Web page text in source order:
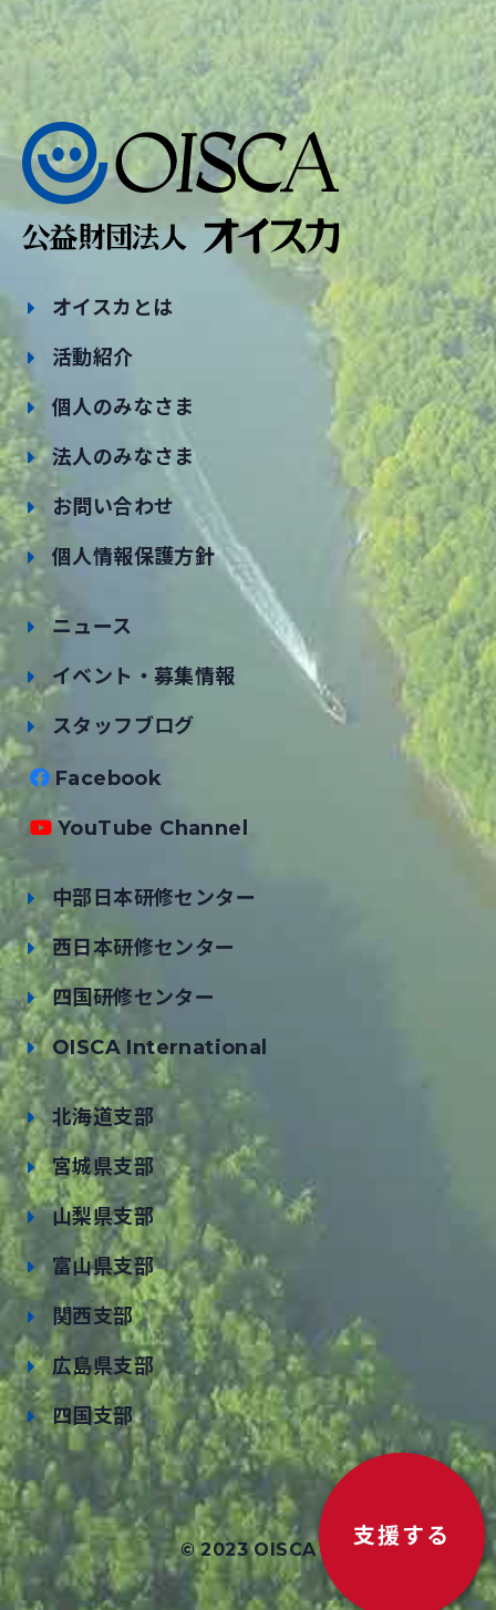
支援する
オイスカとは
活動紹介
個人のみなさま
法人のみなさま
お問い合わせ
個人情報保護方針
ニュース
イベント・募集情報
スタッフブログ
Facebook
YouTube Channel
中部日本研修センター
西日本研修センター
四国研修センター
OISCA International
北海道支部
宮城県支部
山梨県支部
富山県支部
関西支部
広島県支部
四国支部
© 2023 OISCA